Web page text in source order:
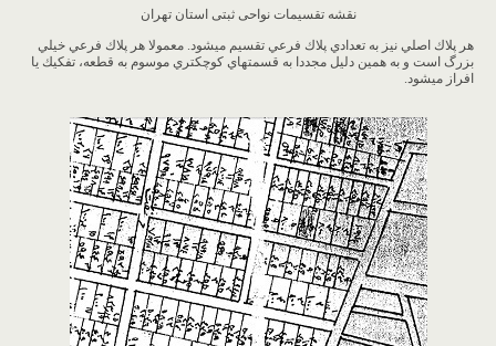
نقشه تقسیمات نواحی ثبتی استان تهران
هر پلاك اصلي نيز به تعدادي پلاك فرعي تقسيم ميشود. معمولا هر پلاك فرعي خيلي
بزرگ است و به همين دليل مجددا به قسمتهاي كوچكتري موسوم به قطعه، تفكيك يا
افراز ميشود.